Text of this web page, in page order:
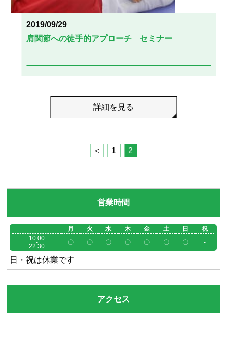
2019/09/29
肩関節への徒手的アプローチ セミナー
詳細を見る
1 2
営業時間
月 火 水 木 金 土 日
祝
10:00
-
22:30
〇 〇 〇 〇 〇 〇 〇 -
日・祝は休業です
アクセス